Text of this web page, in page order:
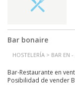
Bar bonaire
HOSTELERÍA > BAR EN
Bar-Restaurante en
Posibilidad de vender